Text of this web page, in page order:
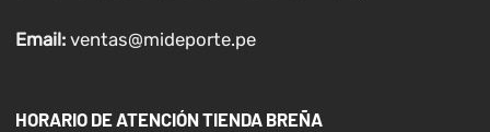
Email: ventas@mideporte.pe
HORARIO DE ATENCIÓN TIENDA BREÑA